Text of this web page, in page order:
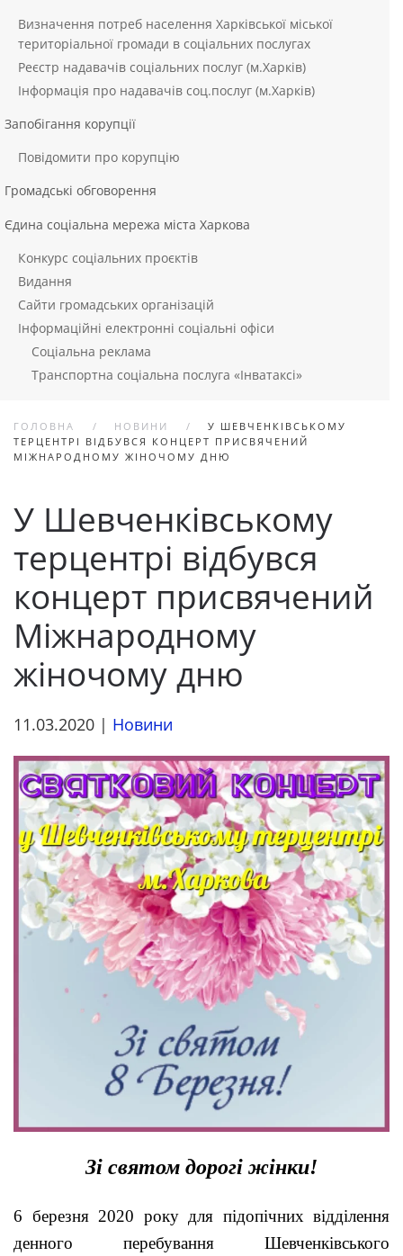
Визначення потреб населення Харківської міської
територіальної громади в соціальних послугах
Реєстр надавачів соціальних послуг (м.Харків)
Інформація про надавачів соц.послуг (м.Харків)
Запобігання корупції
Повідомити про корупцію
Громадські обговорення
Єдина соціальна мережа міста Харкова
Конкурс соціальних проєктів
Видання
Сайти громадських організацій
Інформаційні електронні соціальні офіси
Соціальна реклама
Транспортна соціальна послуга «Інватаксі»
ГОЛОВНА НОВИНИ
У ШЕВЧЕНКІВСЬКОМУ
ТЕРЦЕНТРІ ВІДБУВСЯ КОНЦЕРТ ПРИСВЯЧЕНИЙ
МІЖНАРОДНОМУ ЖІНОЧОМУ ДНЮ
У Шевченківському
терцентрі відбувся
концерт присвячений
Міжнародному
жіночому дню
11.03.2020 | Новини
Зі святом дорогі жінки!
6 березня 2020 року для підопічних відділення
денного перебування Шевченківського